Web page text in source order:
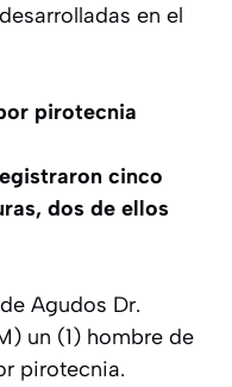
en el
pirotecnia
cinco
dos de ellos
Agudos Dr.
un (1) hombre de
pirotecnia.